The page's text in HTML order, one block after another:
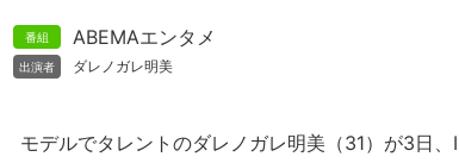
ABEMAエンタメ
ダレノガレ明美
モデルでタレントのダレノガレ明美（31）が3日